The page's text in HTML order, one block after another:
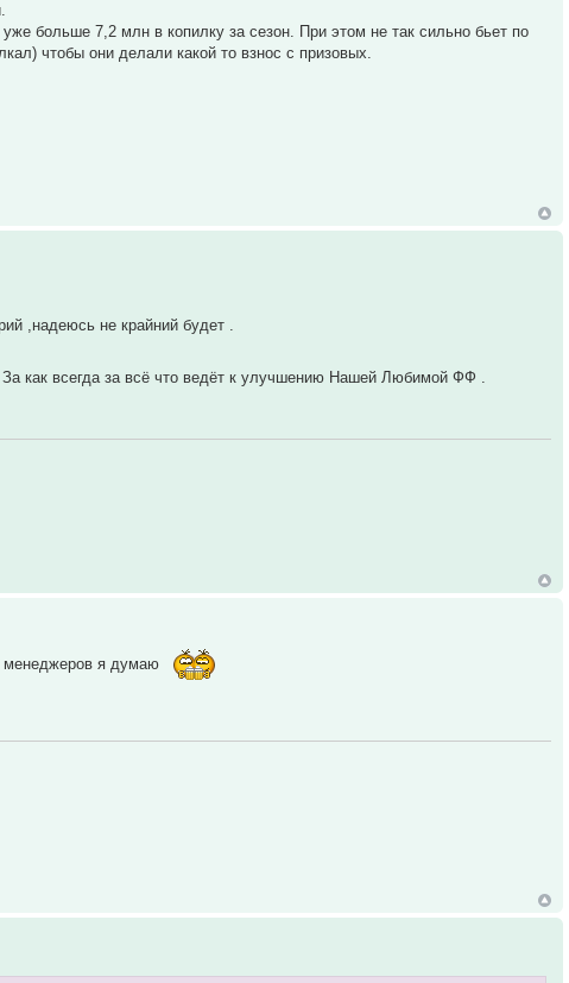
больше 7,2 млн в копилку за сезон. При этом не так сильно бьет по
чтобы они делали какой то взнос с призовых.
,надеюсь не крайний будет .
как всегда за всё что ведёт к улучшению Нашей Любимой ФФ .
менеджеров я думаю